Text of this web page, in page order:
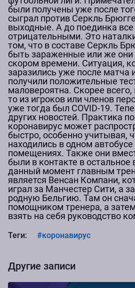
были получены уже после
сыграл против Серкль
выходные. А до поединка
отрицательными. Это
том, что в составе Серкль
быть зараженные или же они
скором времени. Ситуация,
заразились уже после матча
получили положительные
маловероятна. Скорее всего,
то из игроков или членов
уже тогда был COVID-19.
других новостей. Практика
коронавирус может
быстро, особенно учитывая,
находились в одном автобусе
помещениях. Также они
были в контакте в остальное
данный момент главным
является Венсан Компани,
играл за Манчестер Сити, а
родную Бельгию. Там он
помощником тренера, а
взять на себя руководство
Теги: #коронавирус
Другие записи